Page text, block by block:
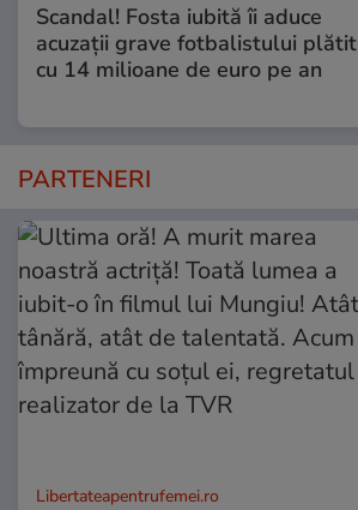
Scandal! Fosta iubită îi aduce
acuzații grave fotbalistului plătit
cu 14 milioane de euro pe an
PARTENERI
Libertateapentrufemei.ro